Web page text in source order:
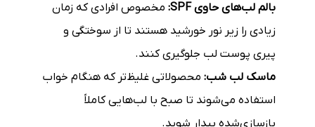
بالم لب‌های حاوی SPF:
مخصوص افرادی که زمان
زیادی را زیر نور خورشید هستند تا از سوختگی و
پیری پوست لب جلوگیری کنند.
ماسک لب شب: محصولاتی غلیظ‌تر که هنگام خواب
استفاده می‌شوند تا صبح با لب‌هایی کاملاً
بازسازی‌شده بیدار شوید.